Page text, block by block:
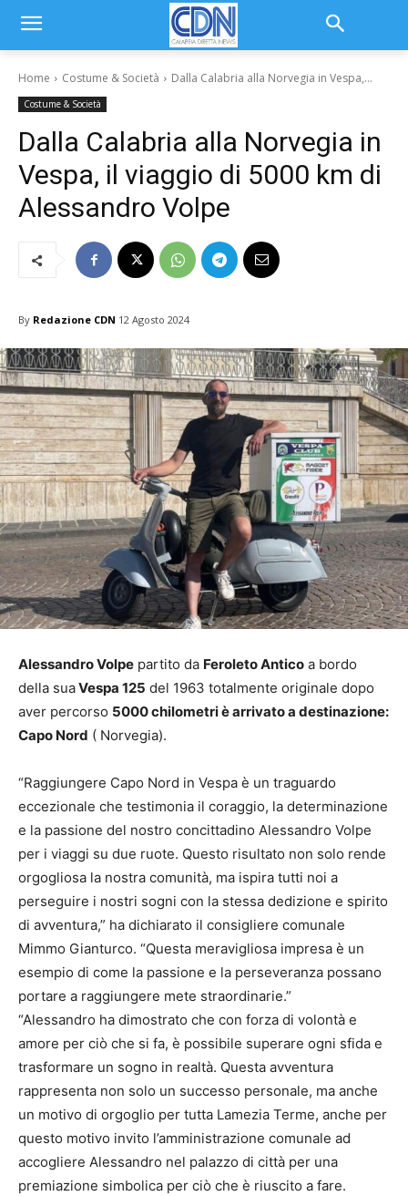
Home Costume & Società Dalla Calabria alla Norvegia in Vespa,...
Costume & Società
Dalla Calabria alla Norvegia in
Vespa, il viaggio di 5000 km di
Alessandro Volpe
By Redazione CDN 12 Agosto 2024
Alessandro Volpe partito da Feroleto Antico a bordo
della suaVespa 125 del 1963 totalmente originale dopo
aver percorso 5000 chilometri è arrivato a destinazione:
Capo Nord ( Norvegia).
“Raggiungere Capo Nord in Vespa è un traguardo
eccezionale che testimonia il coraggio, la determinazione
e la passione del nostro concittadino Alessandro Volpe
per i viaggi su due ruote. Questo risultato non solo rende
orgogliosa la nostra comunità, ma ispira tutti noi a
perseguire i nostri sogni con la stessa dedizione e spirito
di avventura,” ha dichiarato il consigliere comunale
Mimmo Gianturco. “Questa meravigliosa impresa è un
esempio di come la passione e la perseveranza possano
portare a raggiungere mete straordinarie.”
“Alessandro ha dimostrato che con forza di volontà e
amore per ciò che si fa, è possibile superare ogni sfida e
trasformare un sogno in realtà. Questa avventura
rappresenta non solo un successo personale, ma anche
un motivo di orgoglio per tutta Lamezia Terme, anche per
questo motivo invito l’amministrazione comunale ad
accogliere Alessandro nel palazzo di città per una
premiazione simbolica per ciò che è riuscito a fare.